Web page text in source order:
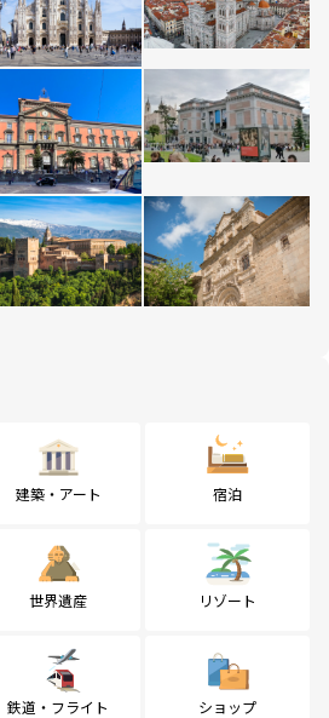
建築・アート 宿泊
世界遺産 リゾート
鉄道・フライト ショップ